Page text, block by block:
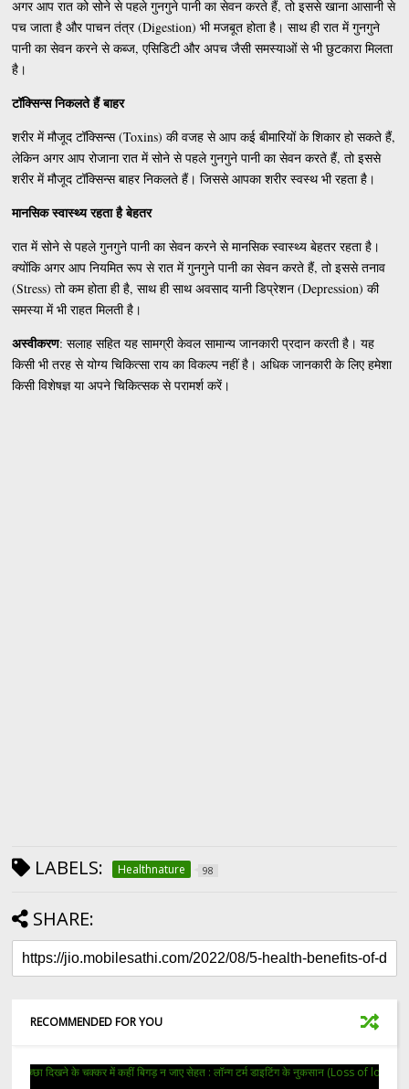
अगर आप रात को सोने से पहले गुनगुने पानी का सेवन करते हैं, तो इससे खाना आसानी से
पच जाता है और पाचन तंत्र (Digestion) भी मजबूत होता है। साथ ही रात में गुनगुने
पानी का सेवन करने से कब्ज, एसिडिटी और अपच जैसी समस्याओं से भी छुटकारा मिलता
है।
टॉक्सिन्स निकलते हैं बाहर
शरीर में मौजूद टॉक्सिन्स (Toxins) की वजह से आप कई बीमारियों के शिकार हो सकते हैं,
लेकिन अगर आप रोजाना रात में सोने से पहले गुनगुने पानी का सेवन करते हैं, तो इससे
शरीर में मौजूद टॉक्सिन्स बाहर निकलते हैं। जिससे आपका शरीर स्वस्थ भी रहता है।
मानसिक स्वास्थ्य रहता है बेहतर
रात में सोने से पहले गुनगुने पानी का सेवन करने से मानसिक स्वास्थ्य बेहतर रहता है।
क्योंकि अगर आप नियमित रूप से रात में गुनगुने पानी का सेवन करते हैं, तो इससे तनाव
(Stress) तो कम होता ही है, साथ ही साथ अवसाद यानी डिप्रेशन (Depression) की
समस्या में भी राहत मिलती है।
अस्वीकरण: सलाह सहित यह सामग्री केवल सामान्य जानकारी प्रदान करती है। यह
किसी भी तरह से योग्य चिकित्सा राय का विकल्प नहीं है। अधिक जानकारी के लिए हमेशा
किसी विशेषज्ञ या अपने चिकित्सक से परामर्श करें।
LABELS: Healthnature 98
SHARE:
RECOMMENDED FOR YOU